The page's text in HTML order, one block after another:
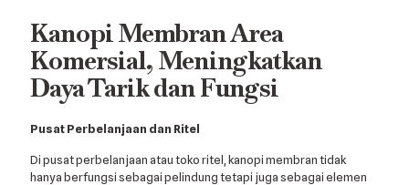
Kanopi Membran Area
Komersial, Meningkatkan
Daya Tarik dan Fungsi
Pusat Perbelanjaan dan Ritel
Di pusat perbelanjaan atau toko ritel, kanopi membran tidak
hanya berfungsi sebagai pelindung tetapi juga sebagai elemen